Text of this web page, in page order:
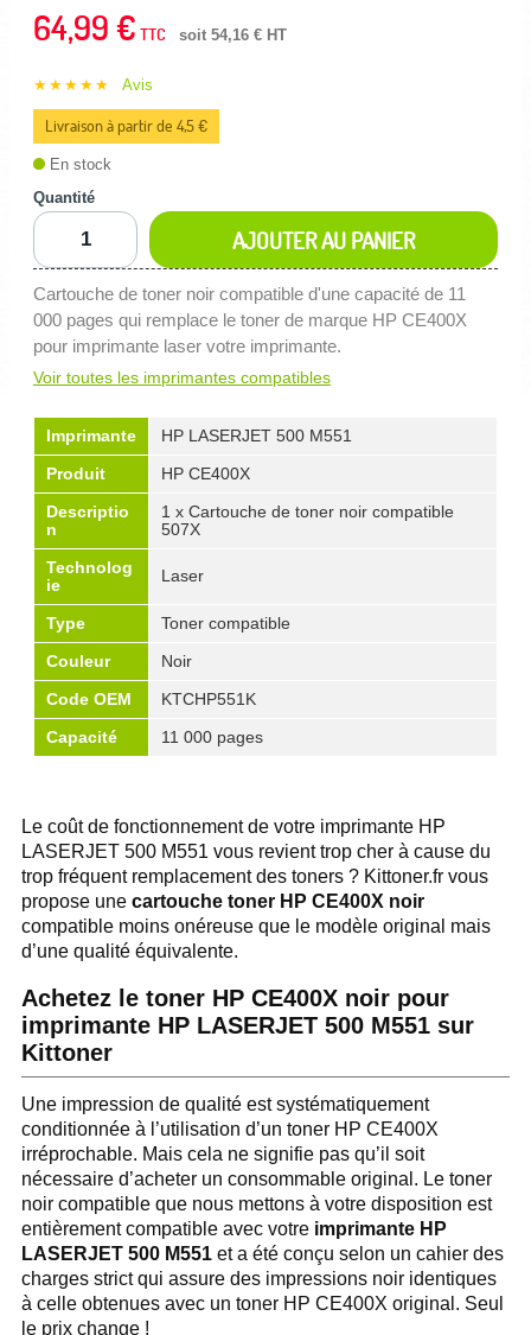
64,99 € TTC soit 54,16 € HT
★★★★★ Avis
Livraison à partir de 4,5 €
En stock
Quantité
AJOUTER AU PANIER
Cartouche de toner noir compatible d'une capacité de 11
000 pages qui remplace le toner de marque HP CE400X
pour imprimante laser votre imprimante.
Voir toutes les imprimantes compatibles
Imprimante
HP LASERJET 500 M551
Produit
HP CE400X
Descriptio
n
1 x Cartouche de toner noir compatible
507X
Technolog
ie
Laser
Type
Toner compatible
Couleur
Noir
Code OEM
KTCHP551K
Capacité
11 000 pages
Le coût de fonctionnement de votre imprimante HP
LASERJET 500 M551 vous revient trop cher à cause du
trop fréquent remplacement des toners ? Kittoner.fr vous
propose une cartouche toner HP CE400X noir
compatible moins onéreuse que le modèle original mais
d’une qualité équivalente.
Achetez le toner HP CE400X noir pour
imprimante HP LASERJET 500 M551 sur
Kittoner
Une impression de qualité est systématiquement
conditionnée à l’utilisation d’un toner HP CE400X
irréprochable. Mais cela ne signifie pas qu’il soit
nécessaire d’acheter un consommable original. Le toner
noir compatible que nous mettons à votre disposition est
entièrement compatible avec votre imprimante HP
LASERJET 500 M551 et a été conçu selon un cahier des
charges strict qui assure des impressions noir identiques
à celle obtenues avec un toner HP CE400X original. Seul
le prix change !